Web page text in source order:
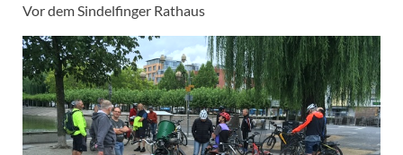
Vor dem Sindelfinger Rathaus